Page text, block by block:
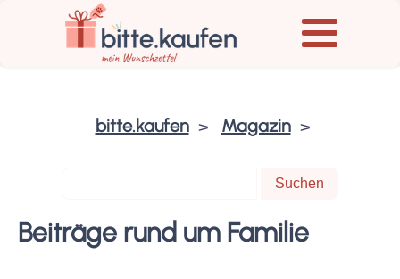
bitte.kaufen Magazin
Beiträge rund um Familie